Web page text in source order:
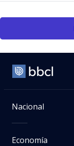
Nacional
Economía